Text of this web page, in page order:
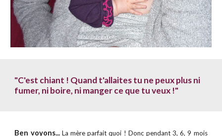
"C'est chiant ! Quand t'allaites tu ne peux plus ni
fumer, ni boire, ni manger ce que tu veux !"
Ben voyons... La mère parfait quoi ! Donc pendant 3, 6, 9 mois